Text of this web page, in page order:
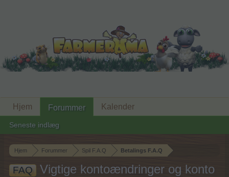
Hjem Forummer Spil F.A.Q Betalings F.A.Q
FAQ
Vigtige kontoændringer og konto
Hjem Forummer
Seneste indlæg
Kalender